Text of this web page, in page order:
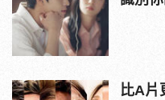
比A片